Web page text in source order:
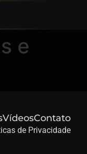
e
VídeosContato
de Privacidade